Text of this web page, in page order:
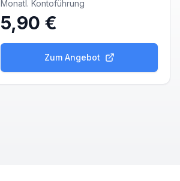
Monatl. Kontoführung
5,90 €
Zum Angebot